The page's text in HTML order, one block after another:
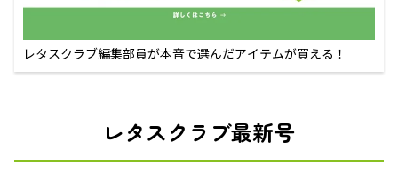
レタスクラブ編集部員が本音で選んだアイテムが買える！
レタスクラブ最新号